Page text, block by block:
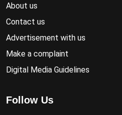
About us
Contact us
Advertisement with us
Make a complaint
Digital Media Guidelines
Follow Us